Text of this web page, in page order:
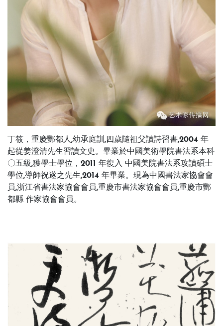
丁筱， 重慶酆都人,幼承庭訓,四歲隨祖父讀詩習書,2004 年
起從姜澄清先生習讀文史。畢業於中國美術學院書法系本科
〇五級,獲學士學位，2011 年復入 中國美院書法系攻讀碩士
學位,導師祝遂之先生,2014 年畢業。現為中國書法家協會會
員,浙江省書法家協會會員,重慶市書法家協會會員,重慶市酆
都縣 作家協會會員。